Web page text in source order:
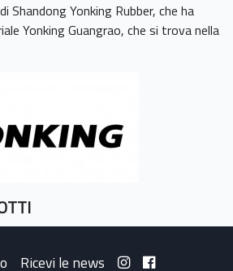
Shandong Yonking Rubber, che ha
Yonking Guangrao, che si trova nella
Ricevi le news